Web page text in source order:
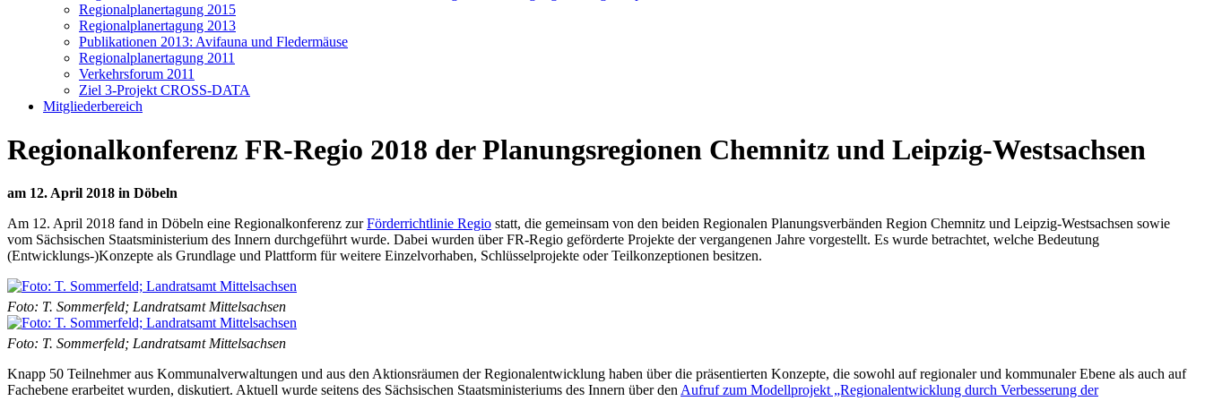
Regionalplanertagung 2015
Regionalplanertagung 2013
Publikationen 2013: Avifauna und Fledermäuse
Regionalplanertagung 2011
Verkehrsforum 2011
Ziel 3-Projekt CROSS-DATA
Mitgliederbereich
Regionalkonferenz FR-Regio 2018 der Planungsregionen Chemnitz und Leipzig-Westsachsen
am 12. April 2018 in Döbeln
Am 12. April 2018 fand in Döbeln eine Regionalkonferenz zurFörderrichtlinie Regio statt, die gemeinsam von den beiden Regionalen Planungsverbänden Region Chemnitz und Leipzig-Westsachsen sowie
vom Sächsischen Staatsministerium des Innern durchgeführt wurde. Dabei wurden über FR-Regio geförderte Projekte der vergangenen Jahre vorgestellt. Es wurde betrachtet, welche Bedeutung
(Entwicklungs-)Konzepte als Grundlage und Plattform für weitere Einzelvorhaben, Schlüsselprojekte oder Teilkonzeptionen besitzen.
Foto: T. Sommerfeld; Landratsamt Mittelsachsen
Foto: T. Sommerfeld; Landratsamt Mittelsachsen
Knapp 50 Teilnehmer aus Kommunalverwaltungen und aus den Aktionsräumen der Regionalentwicklung haben über die präsentierten Konzepte, die sowohl auf regionaler und kommunaler Ebene als auch auf
Fachebene erarbeitet wurden, diskutiert. Aktuell wurde seitens des Sächsischen Staatsministeriums des Innern über denAufruf zum Modellprojekt „Regionalentwicklung durch Verbesserung der